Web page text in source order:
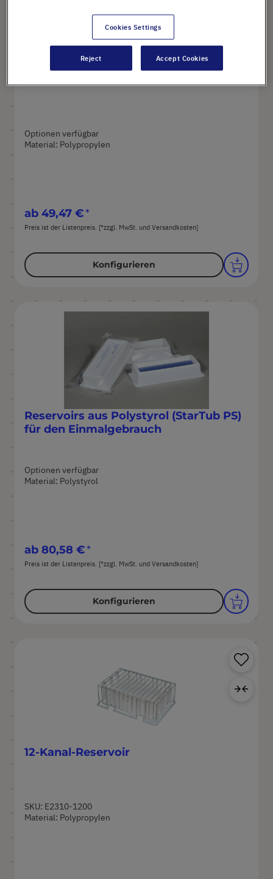
Optionen verfügbar
Material: Polypropylen
ab 49,47 €
Preis ist der Listenpreis. [*zzgl. MwSt. und Versandkosten]
Konfigurieren
Reservoirs aus Polystyrol (StarTub PS)
für den Einmalgebrauch
Optionen verfügbar
Material: Polystyrol
ab 80,58 €
Preis ist der Listenpreis. [*zzgl. MwSt. und Versandkosten]
Konfigurieren
12-Kanal-Reservoir
SKU: E2310-1200
Material: Polypropylen
Cookies Settings
Reject Accept Cookies